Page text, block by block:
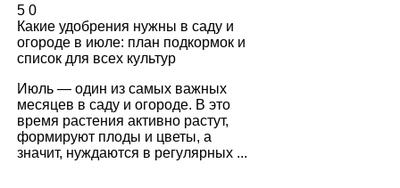
5 0
Какие удобрения нужны в саду и
огороде в июле: план подкормок и
список для всех культур
Июль — один из самых важных
месяцев в саду и огороде. В это
время растения активно растут,
формируют плоды и цветы, а
значит, нуждаются в регулярных ...